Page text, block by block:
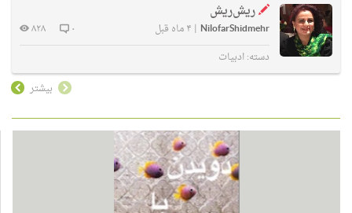
ریش‌ریش
NilofarShidmehr
| ۴ ماه قبل ۰
۸۲۸
دسته:ادبیات
بیشتر